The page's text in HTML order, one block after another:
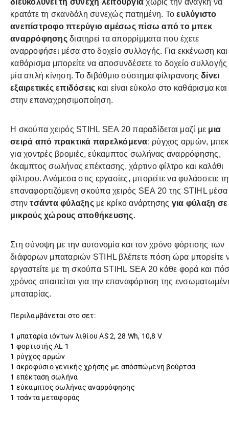
διευκολύνει τη συνεχή λειτουργία χωρίς την ανάγκη να
κρατάτε τη σκανδάλη συνεχώς πατημένη. Το ευλύγιστο
ανεπίστροφο πτερύγιο αμέσως πίσω από το μπεκ
αναρρόφησης διατηρεί τα απορρίμματα που έχετε
αναρροφήσει μέσα στο δοχείο συλλογής. Για εκκένωση και
καθάρισμα μπορείτε να αποσυνδέσετε το δοχείο συλλογής
μία απλή κίνηση. Το διβάθμιο σύστημα φίλτρανσης δίνει
εξαιρετικές επιδόσεις και είναι εύκολο στο καθάρισμα και
στην επαναχρησιμοποίηση.
Η σκούπα χειρός STIHL SEA 20 παραδίδεται μαζί με μια
σειρά από πρακτικά παρελκόμενα: ρύγχος αρμών, μπεκ
για χοντρές βρομιές, εύκαμπτος σωλήνας αναρρόφησης,
άκαμπτος σωλήνας επέκτασης, χάρτινο φίλτρο και καλάθι
φίλτρου. Ανάμεσα στις εργασίες, μπορείτε να φυλάσσετε
επαναφορτιζόμενη σκούπα χειρός SEA 20 της STIHL μέσα
στην τσάντα φύλαξης με κρίκο ανάρτησης για φύλαξη σε
μικρούς χώρους αποθήκευσης.
Στη σύνοψη με την αυτονομία και τον χρόνο φόρτισης των
διάφορων μπαταριών STIHL βλέπετε πόση ώρα μπορείτε
εργαστείτε με τη σκούπα STIHL SEA 20 κάθε φορά και
χρόνος απαιτείται για την επαναφόρτιση της
μπαταρίας.
Περιλαμβάνεται στο σετ:
1 μπαταρία ιόντων λιθίου AS 2, 28 Wh, 10,8 V
1 φορτιστής AL 1
1 ρύγχος αρμών
1 ακροφύσιο γενικής χρήσης με απόσπώμενη βούρτσα
1 επέκταση σωλήνα
1 εύκαμπτος σωλήνας αναρρόφησης
1 τσάντα μεταφοράς